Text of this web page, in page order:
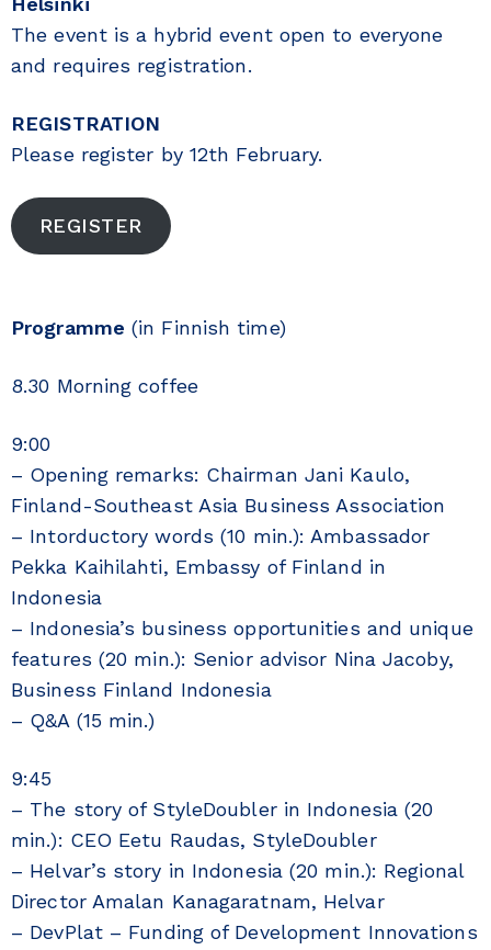
The event is a hybrid event open to everyone
and requires registration.
REGISTRATION
Please register by 12th February.
REGISTER
Programme (in Finnish time)
8.30 Morning coffee
9:00
– Opening remarks: Chairman Jani Kaulo,
Finland-Southeast Asia Business Association
– Intorductory words (10 min.): Ambassador
Pekka Kaihilahti, Embassy of Finland in
Indonesia
– Indonesia’s business opportunities and unique
features (20 min.): Senior advisor Nina Jacoby,
Business Finland Indonesia
– Q&A (15 min.)
9:45
– The story of StyleDoubler in Indonesia (20
min.): CEO Eetu Raudas, StyleDoubler
– Helvar’s story in Indonesia (20 min.): Regional
Director Amalan Kanagaratnam, Helvar
– DevPlat – Funding of Development Innovations